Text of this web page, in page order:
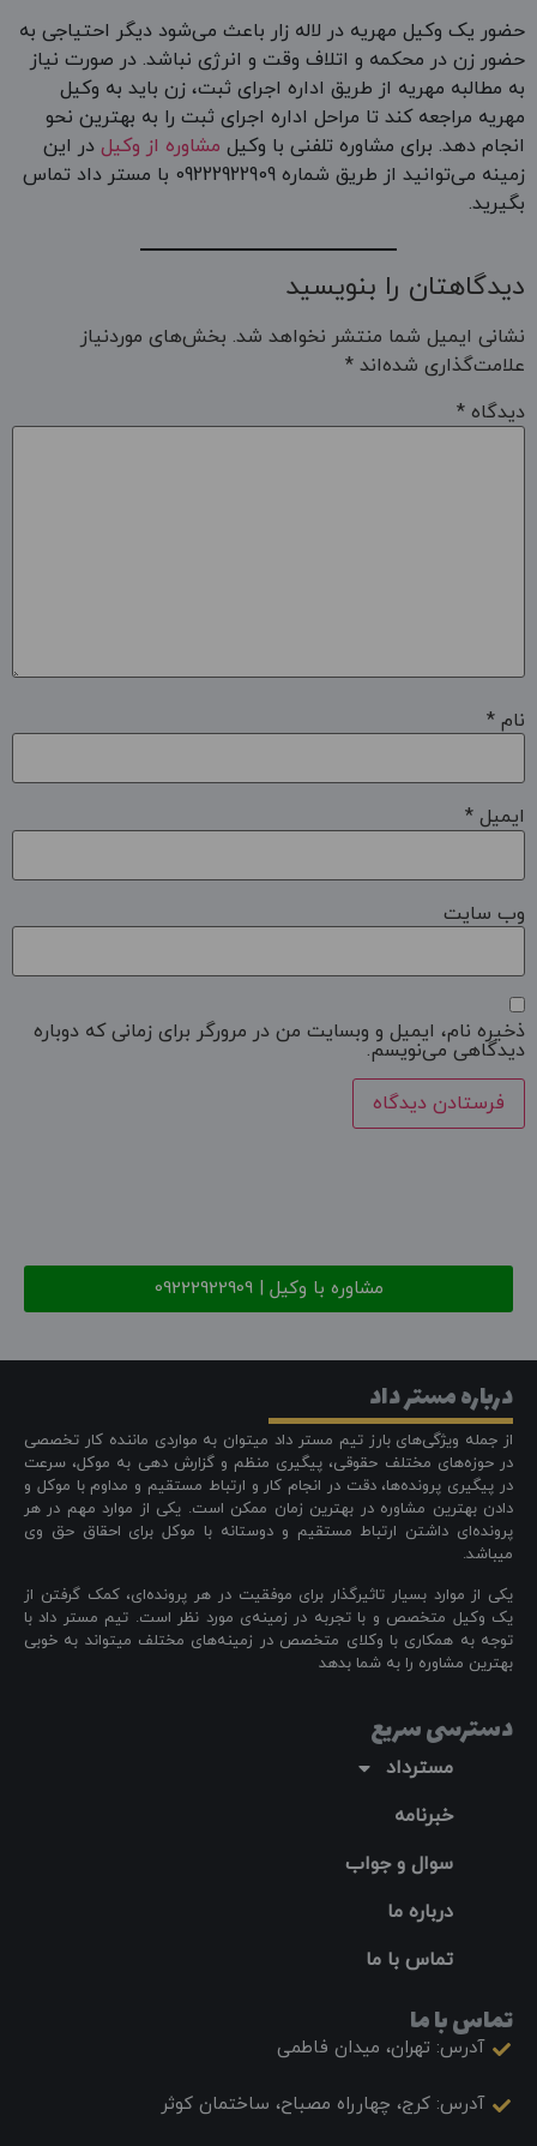
حضور یک وکیل مهریه در لاله زار باعث می‌شود دیگر احتیاجی به
حضور زن در محکمه و اتلاف وقت و انرژی نباشد. در صورت نیاز
به مطالبه مهریه از طریق اداره اجرای ثبت، زن باید به وکیل
مهریه مراجعه کند تا مراحل اداره اجرای ثبت را به بهترین نحو
انجام دهد. برای مشاوره تلفنی با وکیل مشاوره از وکیل در این
زمینه می‌توانید از طریق شماره 09222922909 با مستر داد تماس
بگیرید.
دیدگاهتان را بنویسید
نشانی ایمیل شما منتشر نخواهد شد. بخش‌های موردنیاز
علامت‌گذاری شده‌اند *
دیدگاه *
نام *
ایمیل *
وب‌ سایت
ذخیره نام، ایمیل و وبسایت من در مرورگر برای زمانی که دوباره
دیدگاهی می‌نویسم.
مشاوره با وکیل | 09222922909
درباره مستر داد
از جمله ویژگی‌های بارز تیم مستر داد میتوان به مواردی ماننده کار تخصصی
در حوزه‌های مختلف حقوقی، پیگیری منظم و گزارش دهی به موکل، سرعت
در پیگیری پرونده‌ها، دقت در انجام کار و ارتباط مستقیم و مداوم با موکل و
دادن بهترین مشاوره در بهترین زمان ممکن است. یکی از موارد مهم در هر
پرونده‌ای داشتن ارتباط مستقیم و دوستانه با موکل برای احقاق حق وی
میباشد.
یکی از موارد بسیار تاثیرگذار برای موفقیت در هر پرونده‌ای، کمک گرفتن از
یک وکیل متخصص و با تجربه در زمینه‌ی مورد نظر است. تیم مستر داد با
توجه به همکاری با وکلای متخصص در زمینه‌های مختلف میتواند به خوبی
بهترین مشاوره را به شما بدهد
دسترسی سریع
مسترداد
خبرنامه
سوال و جواب
درباره ما
تماس با ما
تماس با ما
آدرس: تهران، میدان فاطمی
آدرس: کرج، چهارراه مصباح، ساختمان کوثر